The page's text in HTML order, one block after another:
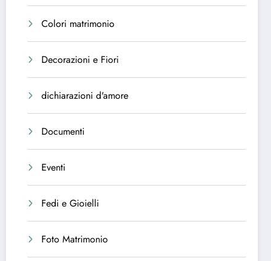
Colori matrimonio
Decorazioni e Fiori
dichiarazioni d'amore
Documenti
Eventi
Fedi e Gioielli
Foto Matrimonio